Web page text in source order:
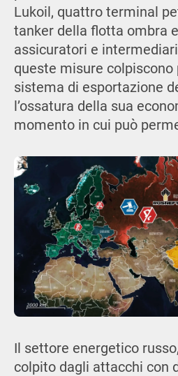
Lukoil, quattro terminal
tanker della flotta ombra
assicuratori e
queste misure colpiscono
sistema di esportazione
l’ossatura della sua
momento in cui può
Il settore energetico
colpito dagli attacchi con